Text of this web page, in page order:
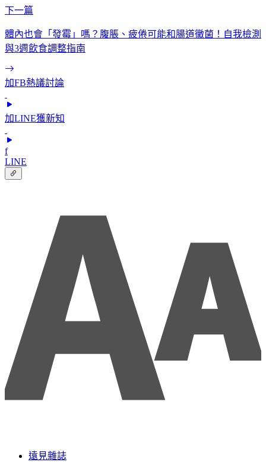
下一篇
體內也會「發霉」嗎？腹脹、疲倦可能和腸道黴菌！自我檢測
與3週飲食調整指南
加FB熱議討論
加LINE獲新知
f
LINE
遠見雜誌